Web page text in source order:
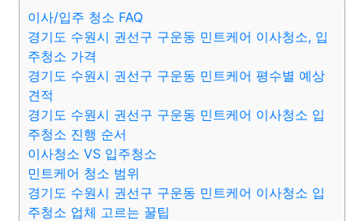
이사/입주 청소 FAQ
경기도 수원시 권선구 구운동 민트케어 이사청소, 입
주청소 가격
경기도 수원시 권선구 구운동 민트케어 평수별 예상
견적
경기도 수원시 권선구 구운동 민트케어 이사청소 입
주청소 진행 순서
이사청소 VS 입주청소
민트케어 청소 범위
경기도 수원시 권선구 구운동 민트케어 이사청소 입
주청소 업체 고르는 꿀팁